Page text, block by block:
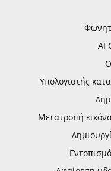
AI
Υπολογιστής
Μετατροπή